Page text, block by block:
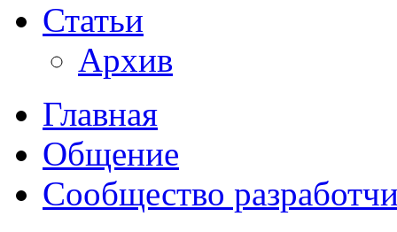
Статьи
Архив
Главная
Общение
Сообщество